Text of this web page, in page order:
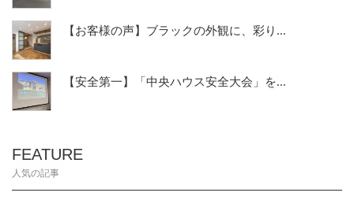
【お客様の声】ブラックの外観に、彩り...
【安全第一】「中央ハウス安全大会」を...
FEATURE
人気の記事